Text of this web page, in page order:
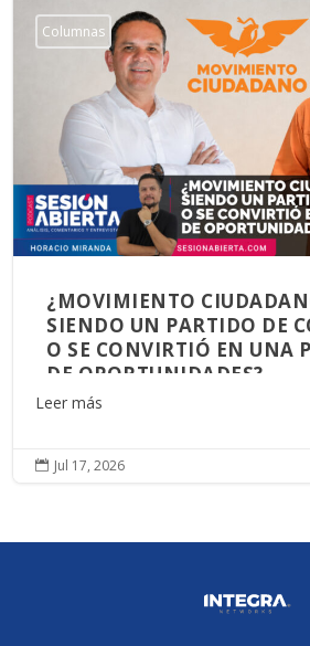
Columnas
¿MOVIMIENTO
SIENDO UN PARTIDO DE
O SE CONVIRTIÓ EN UNA
DE OPORTUNIDADES?
Leer más
 Jul 17, 2026